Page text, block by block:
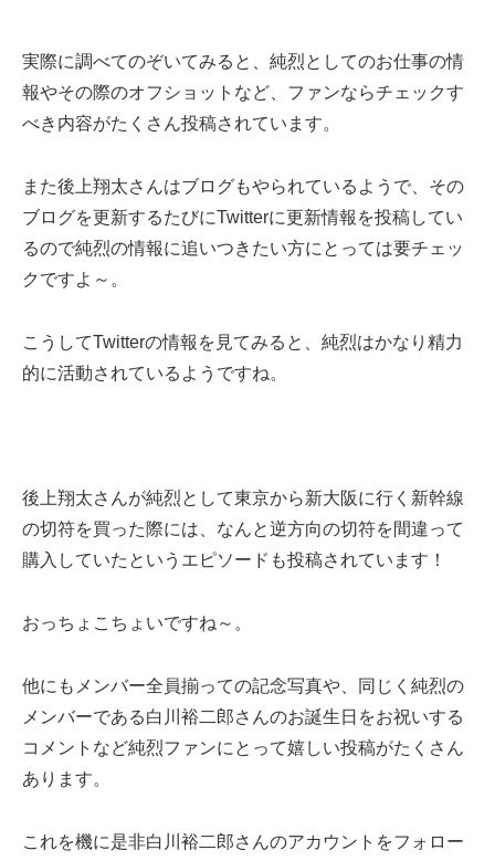
実際に調べてのぞいてみると、純烈としてのお仕事の情
報やその際のオフショットなど、ファンならチェックす
べき内容がたくさん投稿されています。
また後上翔太さんはブログもやられているようで、その
ブログを更新するたびにTwitterに更新情報を投稿してい
るので純烈の情報に追いつきたい方にとっては要チェッ
クですよ～。
こうしてTwitterの情報を見てみると、純烈はかなり精力
的に活動されているようですね。
後上翔太さんが純烈として東京から新大阪に行く新幹線
の切符を買った際には、なんと逆方向の切符を間違って
購入していたというエピソードも投稿されています！
おっちょこちょいですね～。
他にもメンバー全員揃っての記念写真や、同じく純烈の
メンバーである白川裕二郎さんのお誕生日をお祝いする
コメントなど純烈ファンにとって嬉しい投稿がたくさん
あります。
これを機に是非白川裕二郎さんのアカウントをフォロー